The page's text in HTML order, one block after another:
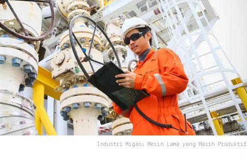
Industri Migas: Mesin Lama yang Masih Produktif